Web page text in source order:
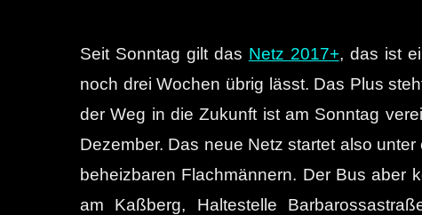
Seit Sonntag gilt das Netz 2017+, das ist
noch drei Wochen übrig lässt. Das Plus
der Weg in die Zukunft ist am Sonntag
Dezember. Das neue Netz startet also
beheizbaren Flachmännern. Der Bus aber
am Kaßberg, Haltestelle